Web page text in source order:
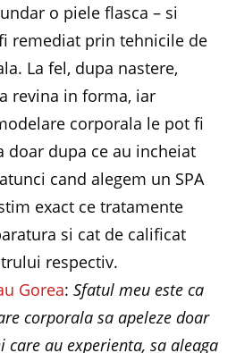
o piele flasca – si
remediat prin tehnicile de
La fel, dupa nastere,
revina in forma, iar
corporala le pot fi
doar dupa ce au incheiat
cand alegem un SPA
exact ce tratamente
si cat de calificat
respectiv.
Gorea: Sfatul meu este ca
corporala sa apeleze doar
au experienta, sa aleaga